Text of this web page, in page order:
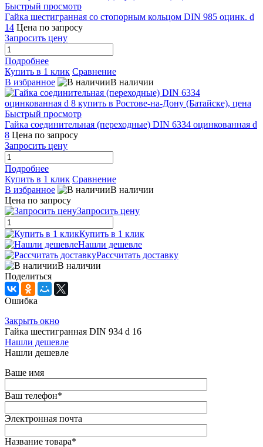
Быстрый просмотр
Гайка шестигранная со стопорным кольцом DIN 985 оцинк. d
14 Цена по запросу
Запросить цену
Подробнее
Купить в 1 клик Сравнение
В избранное
В наличии
Быстрый просмотр
Гайка соединительная (переходные) DIN 6334 оцинкованная d
8 Цена по запросу
Запросить цену
Подробнее
Купить в 1 клик Сравнение
В избранное
В наличии
Цена по запросу
Запросить цену
Купить в 1 клик
Нашли дешевле
Рассчитать доставку
В наличии
Поделиться
Ошибка
Закрыть окно
Гайка шестигранная DIN 934 d 16
Нашли дешевле
Нашли дешевле
Ваше имя
Ваш телефон*
Электронная почта
Название товара*